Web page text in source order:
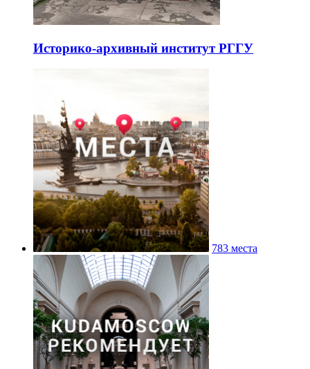
Историко-архивный институт РГГУ
783 места